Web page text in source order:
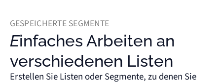
GESPEICHERTE SEGMENTE
Einfaches Arbeiten an
verschiedenen Listen
Erstellen Sie Listen oder Segmente, zu denen Sie